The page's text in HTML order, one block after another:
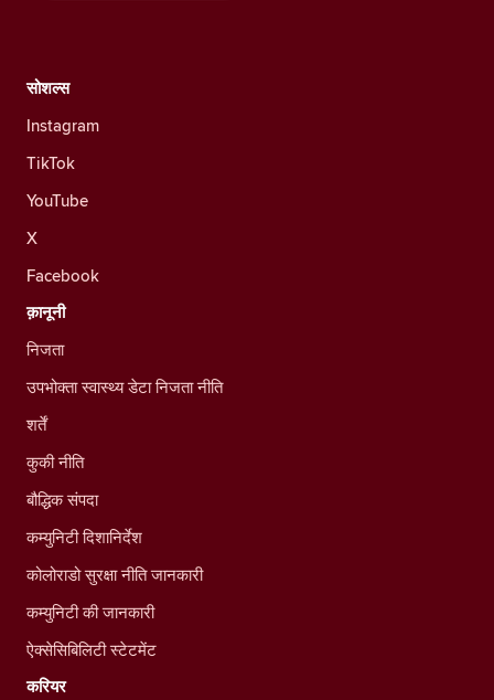
सोशल्स
Instagram
TikTok
YouTube
X
Facebook
क़ानूनी
निजता
उपभोक्ता स्वास्थ्य डेटा निजता नीति
शर्तें
कुकी नीति
बौद्धिक संपदा
कम्युनिटी दिशानिर्देश
कोलोराडो सुरक्षा नीति जानकारी
कम्युनिटी की जानकारी
ऐक्सेसिबिलिटी स्टेटमेंट
करियर